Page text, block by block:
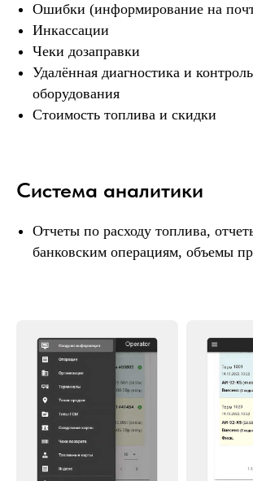
Ошибки (информирование на
Инкассации
Чеки дозаправки
Удалённая диагностика и
оборудования
Стоимость топлива и скидки
Система аналитики
Отчеты по расходу топлива,
банковским операциям, объемы
ЕСТЬ ЛИЗИНГ
Звоните, уже на связи
Получите подробное КП от
нашего эксперта по
ценообразованию
mail@benzot.ru
Почту разбираю сразу
Написать в Max